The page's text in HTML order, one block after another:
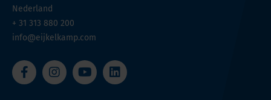
Nederland
+ 31 313 880 200
info@eijkelkamp.com